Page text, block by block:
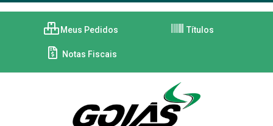
Meus Pedidos Títulos
Notas Fiscais